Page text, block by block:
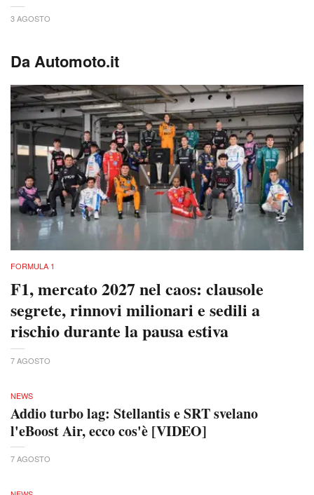
3 AGOSTO
Da Automoto.it
FORMULA 1
F1, mercato 2027 nel caos: clausole
segrete, rinnovi milionari e sedili a
rischio durante la pausa estiva
7 AGOSTO
NEWS
Addio turbo lag: Stellantis e SRT svelano
l'eBoost Air, ecco cos'è [VIDEO]
7 AGOSTO